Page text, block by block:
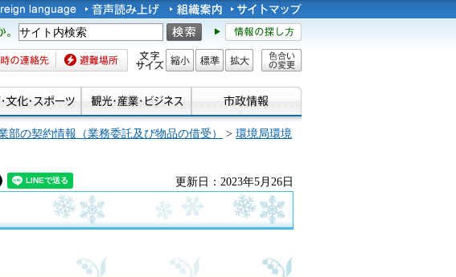
連絡先 避難場所 文字サイズ
縮小 標準 拡大
色合い
部の契約情報（業務委託及び物品の借受） > 環境局環境
更新日：2023年5月26日